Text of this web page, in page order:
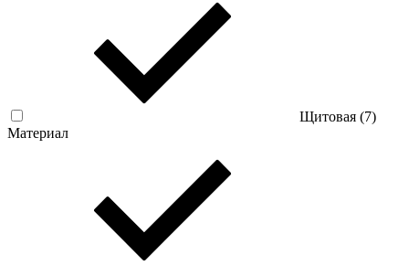
Щитовая (7)
Материал